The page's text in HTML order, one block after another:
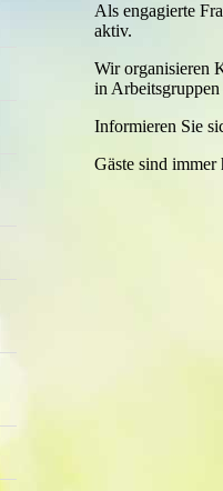
Als engagierte
aktiv.
Wir organisieren
in Arbeitsgruppen
Informieren Sie
Gäste sind